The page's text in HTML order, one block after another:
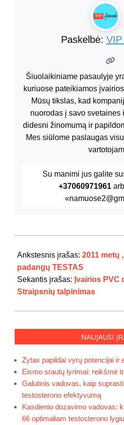
Paskelbė:
Šiuolaikiniame pasaulyje
kuriuose pateikiamos
Mūsų tikslas, kad
nuorodas į savo svetaines
didesni žinomumą ir
Mes siūlome paslaugas
Su manimi jus galite
+37060971961
07-
29
Ankstesnis įrašas: 2011 metų
padangų TESTAS
Sekantis įrašas: Įvairios PVC
Straipsnių talpinimas
NAUJAUSI
Zytax papildai vyrų potencijai ir
Eismo srautų tyrimai: reikšmė
Galutinis vadovas, kaip
testosterono efektyvumą
Kasdienio dozavimo vadovas:
66 optimaliam testosterono